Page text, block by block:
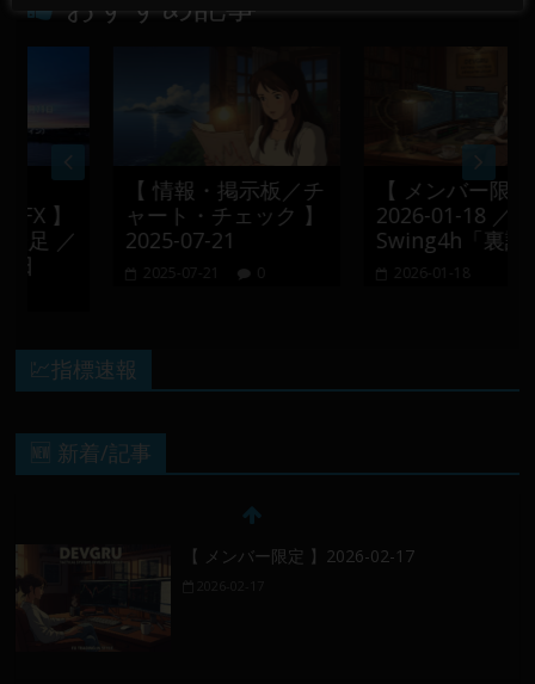
】
／
【 情報・掲示板／チ
ャート・チェック 】
2025-07-21
2025-07-21
【 メンバー限定 】
2026-01-18 ／
Swing4h「裏設定」
2026-01-18
💹指標速報
🆕 新着/記事
【 メンバー限定 】2026-02-17